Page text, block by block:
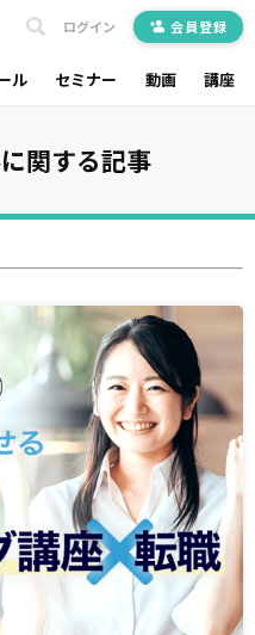
ル セミナー 動画 講座
ログイン 会員登録
に関する記事